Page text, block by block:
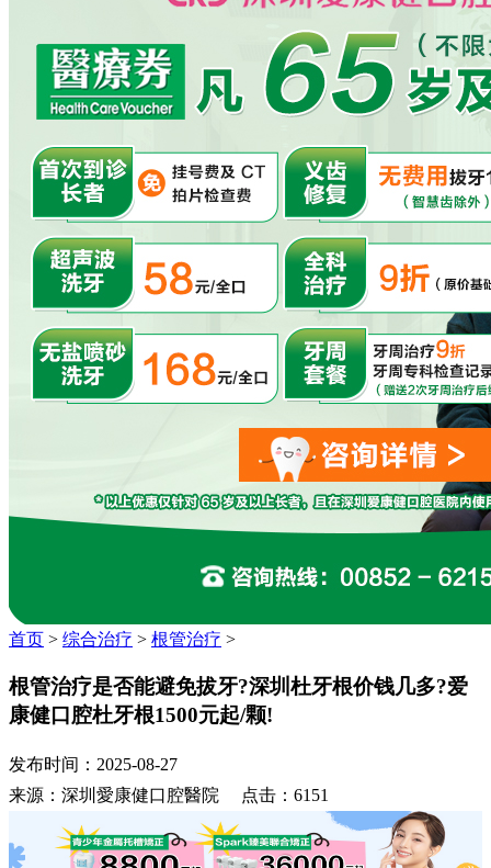
首页 > 综合治疗 > 根管治疗 >
根管治疗是否能避免拔牙?深圳杜牙根价钱几多?爱
康健口腔杜牙根1500元起/颗!
发布时间：2025-08-27
来源：深圳愛康健口腔醫院 点击：6151